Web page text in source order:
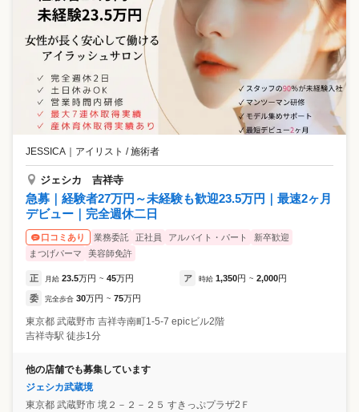
JESSICA アイリスト / 施術者
ジェシカ 吉祥寺
急募｜経験者27万円～未経験も歓迎23.5万円｜最速2ヶ月
デビュー｜完全週休二日
口コミあり 業務委託 正社員 アルバイト・パート
新卒歓迎
まつげパーマ
美容師免許
正 月給 23.5万円 ~ 45万円 ア 時給 1,350円 ~ 2,000円
委 完全歩合 30万円 ~ 75万円
東京都 武蔵野市 吉祥寺南町1-5-7 epicビル2階
吉祥寺駅 徒歩1分
他の店舗でも募集しています
ジェシカ武蔵境
東京都 武蔵野市 境２－２－２５ すきっぷプラザ2Ｆ